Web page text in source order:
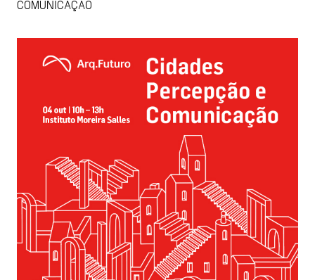
COMUNICAÇÃO